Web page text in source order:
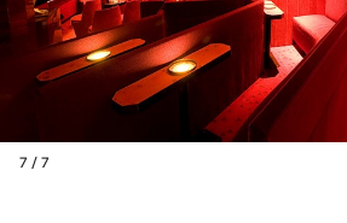
7 / 7